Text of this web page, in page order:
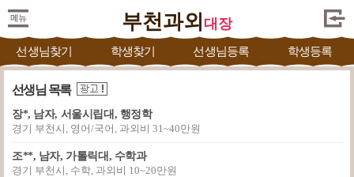
부천과외 대장
선생님찾기 학생찾기 선생님등록 학생등록
선생님 목록
장*, 남자, 서울시립대, 행정학
경기 부천시, 영어/국어, 과외비 31~40만원
조**, 남자, 가톨릭대, 수학과
경기 부천시, 수학, 과외비 10~20만원